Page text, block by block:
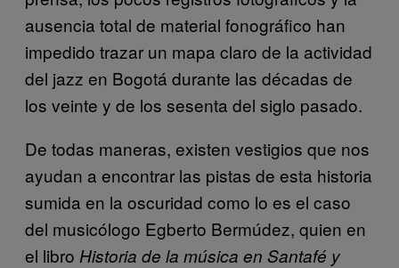
ausencia total de material fonográfico han
impedido trazar un mapa claro de la actividad
del jazz en Bogotá durante las décadas de
los veinte y de los sesenta del siglo pasado.
De todas maneras, existen vestigios que nos
ayudan a encontrar las pistas de esta historia
sumida en la oscuridad como lo es el caso
del musicólogo Egberto Bermúdez, quien en
el libro Historia de la música en Santafé y